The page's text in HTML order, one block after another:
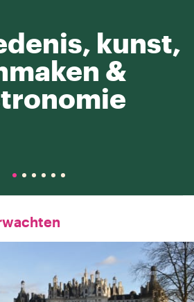
kunst,
&